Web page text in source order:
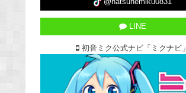
@hatsunemiku0831
LINE
初音ミク公式ナビ「ミクナビ」